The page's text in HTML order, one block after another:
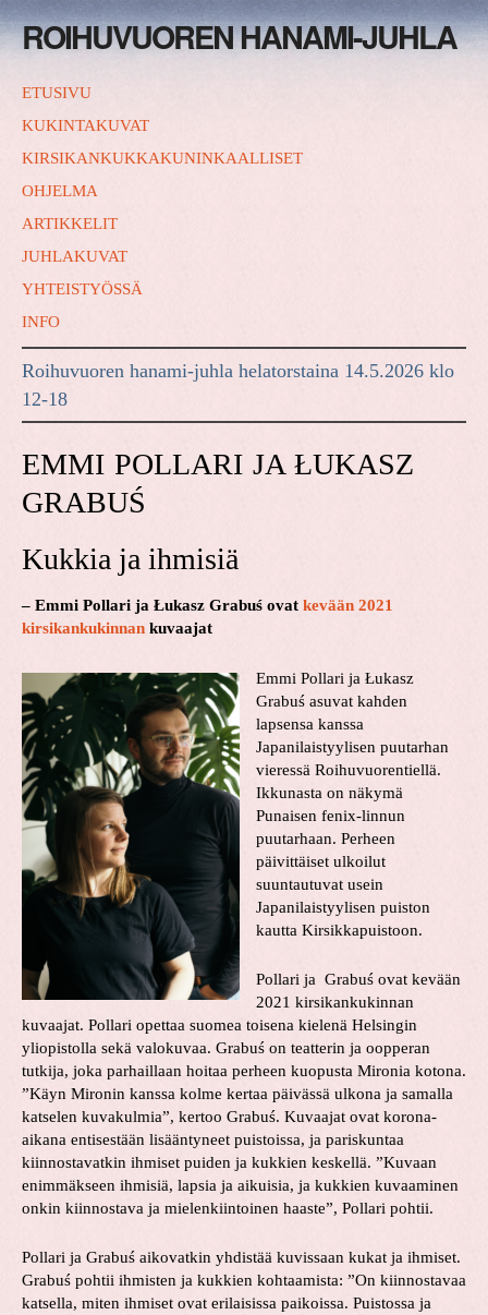
ROIHUVUOREN HANAMI-JUHLA
ETUSIVU
KUKINTAKUVAT
KIRSIKANKUKKAKUNINKAALLISET
OHJELMA
ARTIKKELIT
JUHLAKUVAT
YHTEISTYÖSSÄ
INFO
Roihuvuoren hanami-juhla helatorstaina 14.5.2026 klo
12-18
EMMI POLLARI JA ŁUKASZ
GRABUŚ
Kukkia ja ihmisiä
– Emmi Pollari ja Łukasz Grabuś ovat kevään 2021
kirsikankukinnan kuvaajat
Emmi Pollari ja Łukasz
Grabuś asuvat kahden
lapsensa kanssa
Japanilaistyylisen puutarhan
vieressä Roihuvuorentiellä.
Ikkunasta on näkymä
Punaisen fenix-linnun
puutarhaan. Perheen
päivittäiset ulkoilut
suuntautuvat usein
Japanilaistyylisen puiston
kautta Kirsikkapuistoon.
Pollari ja Grabuś ovat kevään
2021 kirsikankukinnan
kuvaajat. Pollari opettaa suomea toisena kielenä Helsingin
yliopistolla sekä valokuvaa. Grabuś on teatterin ja oopperan
tutkija, joka parhaillaan hoitaa perheen kuopusta Mironia kotona.
”Käyn Mironin kanssa kolme kertaa päivässä ulkona ja samalla
katselen kuvakulmia”, kertoo Grabuś. Kuvaajat ovat korona-
aikana entisestään lisääntyneet puistoissa, ja pariskuntaa
kiinnostavatkin ihmiset puiden ja kukkien keskellä. ”Kuvaan
enimmäkseen ihmisiä, lapsia ja aikuisia, ja kukkien kuvaaminen
onkin kiinnostava ja mielenkiintoinen haaste”, Pollari pohtii.
Pollari ja Grabuś aikovatkin yhdistää kuvissaan kukat ja ihmiset.
Grabuś pohtii ihmisten ja kukkien kohtaamista: ”On kiinnostavaa
katsella, miten ihmiset ovat erilaisissa paikoissa. Puistossa ja